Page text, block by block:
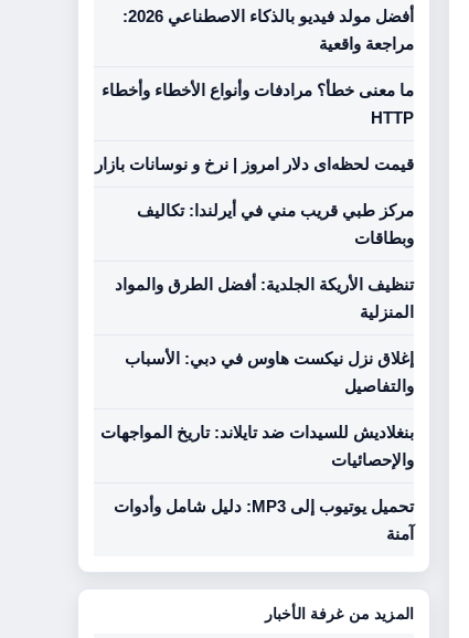
أفضل مولد فيديو بالذكاء الاصطناعي 2026:
مراجعة واقعية
ما معنى خطأ؟ مرادفات وأنواع الأخطاء وأخطاء
HTTP
قیمت لحظه‌ای دلار امروز | نرخ و نوسانات بازار
مركز طبي قريب مني في أيرلندا: تكاليف
وبطاقات
تنظيف الأريكة الجلدية: أفضل الطرق والمواد
المنزلية
إغلاق نزل نيكست هاوس في دبي: الأسباب
والتفاصيل
بنغلاديش للسيدات ضد تايلاند: تاريخ المواجهات
والإحصائيات
تحميل يوتيوب إلى MP3: دليل شامل وأدوات
آمنة
المزيد من غرفة الأخبار